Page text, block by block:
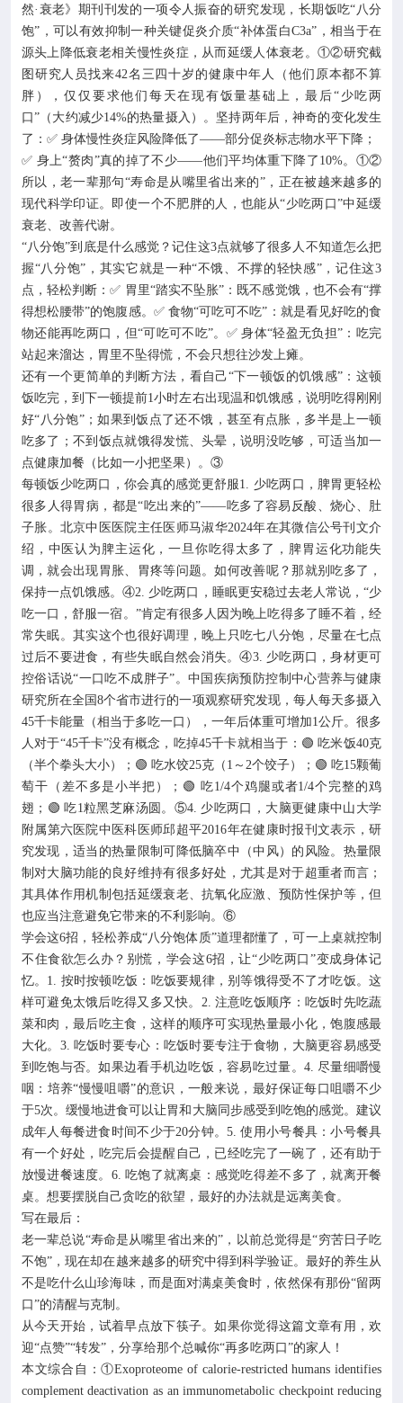
在线互动 
政务公开 
然·衰老》期刊刊发的一项令人振奋的研究发现，长期饭吃“八分
饱”，可以有效抑制一种关键促炎介质“补体蛋白C3a”，相当于在
源头上降低衰老相关慢性炎症，从而延缓人体衰老。①②研究截
图研究人员找来42名三四十岁的健康中年人（他们原本都不算
胖），仅仅要求他们每天在现有饭量基础上，最后“少吃两
口”（大约减少14%的热量摄入）。坚持两年后，神奇的变化发生
了：✅ 身体慢性炎症风险降低了——部分促炎标志物水平下降；
✅ 身上“赘肉”真的掉了不少——他们平均体重下降了10%。①②
所以，老一辈那句“寿命是从嘴里省出来的”，正在被越来越多的
现代科学印证。即使一个不肥胖的人，也能从“少吃两口”中延缓
衰老、改善代谢。
“八分饱”到底是什么感觉？记住这3点就够了很多人不知道怎么把
握“八分饱”，其实它就是一种“不饿、不撑的轻快感”，记住这3
点，轻松判断：✅ 胃里“踏实不坠胀”：既不感觉饿，也不会有“撑
得想松腰带”的饱腹感。✅ 食物“可吃可不吃”：就是看见好吃的食
物还能再吃两口，但“可吃可不吃”。✅ 身体“轻盈无负担”：吃完
站起来溜达，胃里不坠得慌，不会只想往沙发上瘫。
还有一个更简单的判断方法，看自己“下一顿饭的饥饿感”：这顿
饭吃完，到下一顿提前1小时左右出现温和饥饿感，说明吃得刚刚
好“八分饱”；如果到饭点了还不饿，甚至有点胀，多半是上一顿
吃多了；不到饭点就饿得发慌、头晕，说明没吃够，可适当加一
点健康加餐（比如一小把坚果）。③
每顿饭少吃两口，你会真的感觉更舒服1. 少吃两口，脾胃更轻松
很多人得胃病，都是“吃出来的”——吃多了容易反酸、烧心、肚
子胀。北京中医医院主任医师马淑华2024年在其微信公号刊文介
绍，中医认为脾主运化，一旦你吃得太多了，脾胃运化功能失
调，就会出现胃胀、胃疼等问题。如何改善呢？那就别吃多了，
保持一点饥饿感。④2. 少吃两口，睡眠更安稳过去老人常说，“少
吃一口，舒服一宿。”肯定有很多人因为晚上吃得多了睡不着，经
常失眠。其实这个也很好调理，晚上只吃七八分饱，尽量在七点
过后不要进食，有些失眠自然会消失。④3. 少吃两口，身材更可
控俗话说“一口吃不成胖子”。中国疾病预防控制中心营养与健康
研究所在全国8个省市进行的一项观察研究发现，每人每天多摄入
45千卡能量（相当于多吃一口），一年后体重可增加1公斤。很多
人对于“45千卡”没有概念，吃掉45千卡就相当于：🟢 吃米饭40克
（半个拳头大小）；🟢 吃水饺25克（1～2个饺子）；🟢 吃15颗葡
萄干（差不多是小半把）；🟢 吃1/4个鸡腿或者1/4个完整的鸡
翅；🟢 吃1粒黑芝麻汤圆。⑤4. 少吃两口，大脑更健康中山大学
附属第六医院中医科医师邱超平2016年在健康时报刊文表示，研
究发现，适当的热量限制可降低脑卒中（中风）的风险。热量限
制对大脑功能的良好维持有很多好处，尤其是对于超重者而言；
其具体作用机制包括延缓衰老、抗氧化应激、预防性保护等，但
也应当注意避免它带来的不利影响。⑥
学会这6招，轻松养成“八分饱体质”道理都懂了，可一上桌就控制
不住食欲怎么办？别慌，学会这6招，让“少吃两口”变成身体记
忆。1. 按时按顿吃饭：吃饭要规律，别等饿得受不了才吃饭。这
样可避免太饿后吃得又多又快。2. 注意吃饭顺序：吃饭时先吃蔬
菜和肉，最后吃主食，这样的顺序可实现热量最小化，饱腹感最
大化。3. 吃饭时要专心：吃饭时要专注于食物，大脑更容易感受
到吃饱与否。如果边看手机边吃饭，容易吃过量。4. 尽量细嚼慢
咽：培养“慢慢咀嚼”的意识，一般来说，最好保证每口咀嚼不少
于5次。缓慢地进食可以让胃和大脑同步感受到吃饱的感觉。建议
成年人每餐进食时间不少于20分钟。5. 使用小号餐具：小号餐具
有一个好处，吃完后会提醒自己，已经吃完了一碗了，还有助于
放慢进餐速度。6. 吃饱了就离桌：感觉吃得差不多了，就离开餐
桌。想要摆脱自己贪吃的欲望，最好的办法就是远离美食。
写在最后：
老一辈总说“寿命是从嘴里省出来的”，以前总觉得是“穷苦日子吃
不饱”，现在却在越来越多的研究中得到科学验证。最好的养生从
不是吃什么山珍海味，而是面对满桌美食时，依然保有那份“留两
口”的清醒与克制。
从今天开始，试着早点放下筷子。如果你觉得这篇文章有用，欢
迎“点赞”“转发”，分享给那个总喊你“再多吃两口”的家人！
本文综合自：①Exoproteome of calorie-restricted humans identifies
complement deactivation as an immunometabolic checkpoint reducing